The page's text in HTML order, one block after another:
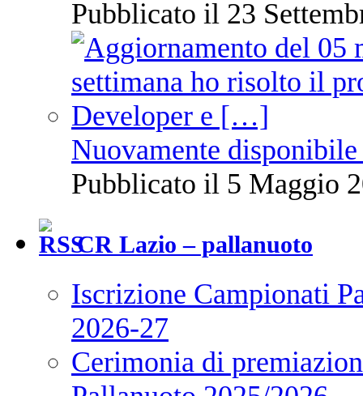
Pubblicato il 23
Nuovamente
Pubblicato il 5 Maggio
CR Lazio – pallanuoto
Iscrizione Campionati
2026-27
Cerimonia di